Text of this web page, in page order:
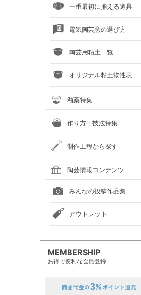
一番最初に揃える道具
電気陶芸窯の選び方
陶芸用粘土一覧
オリジナル粘土物性表
釉薬特集
釉薬との上手な交際術
粘土×釉薬 色見本
釉薬重ね掛け色見本
液体釉薬・50音順で探す
液体釉薬・色で探す
粉末釉薬・50音順で探す
粉末釉薬・色で探す
作り方・技法特集
土瓶の作り方
蚊取り線香スタンド
化粧泥装飾技法
いろいろな装飾技法
鋳込み石こう型の手順
粘土に砂や石をブレンドしてみ
よう
カボチャの小物入れ
おばけカボチャのランプ
お雛様のつくり方
制作工程から探す
粘土を準備する
成形する
作品を乾燥させる
素焼をして作品を焼き締める
釉薬以外の化粧を施す
釉薬を掛ける
作品を本焼きする
焼成後の作品をメンテナンスす
る
陶芸窯をメンテナンスする
陶芸情報コンテンツ
全国の陶芸教室一覧
全国の美術館一覧
全国の画廊一覧
オンライン陶芸店一覧
みんなの投稿作品集
アウトレット
MEMBERSHIP
お得で便利な会員登録